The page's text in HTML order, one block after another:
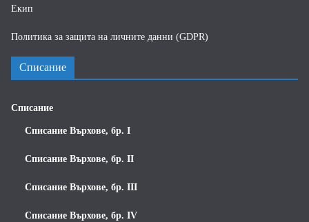
Екип
Политика за защита на личните данни (GDPR)
Списание
Списание
Списание Върхове, бр. I
Списание Върхове, бр. II
Списание Върхове, бр. III
Списание Върхове, бр. IV